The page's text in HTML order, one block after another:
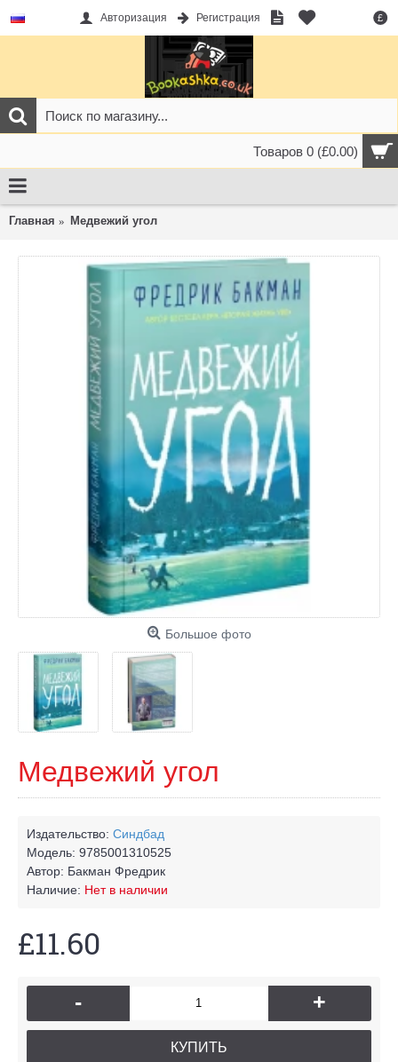
£
Авторизация Регистрация
Товаров 0 (£0.00)
Главная Медвежий угол
Большое фото
Медвежий угол
Издательство: Синдбад
Модель: 9785001310525
Автор: Бакман Фредрик
Наличие: Нет в наличии
£11.60
- +
КУПИТЬ